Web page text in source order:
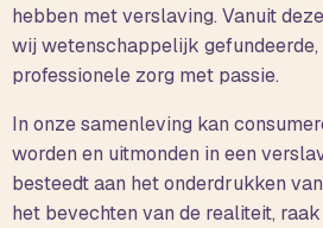
hebben met verslaving. Vanuit
wij wetenschappelijk gefundeerde,
professionele zorg met passie.
In onze samenleving kan
worden en uitmonden in een
besteedt aan het onderdrukken
het bevechten van de realiteit,